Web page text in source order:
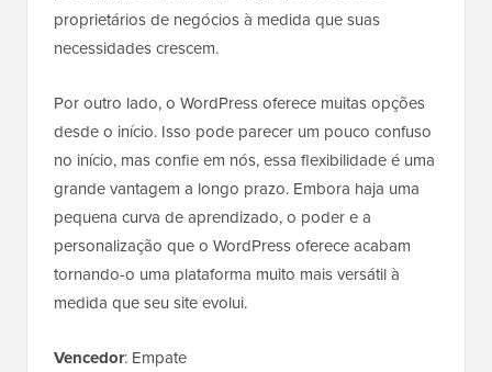
proprietários de negócios à medida que suas
necessidades crescem.
Por outro lado, o WordPress oferece muitas opções
desde o início. Isso pode parecer um pouco confuso
no início, mas confie em nós, essa flexibilidade é uma
grande vantagem a longo prazo. Embora haja uma
pequena curva de aprendizado, o poder e a
personalização que o WordPress oferece acabam
tornando-o uma plataforma muito mais versátil à
medida que seu site evolui.
Vencedor: Empate